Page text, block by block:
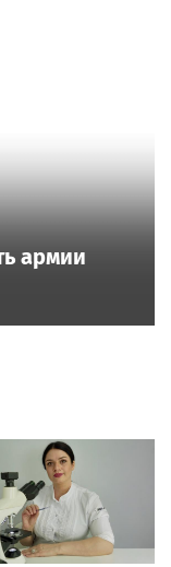
армии